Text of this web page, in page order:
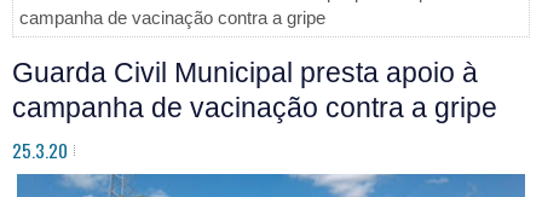
campanha de vacinação contra a gripe
Guarda Civil Municipal presta apoio à
campanha de vacinação contra a gripe
25.3.20